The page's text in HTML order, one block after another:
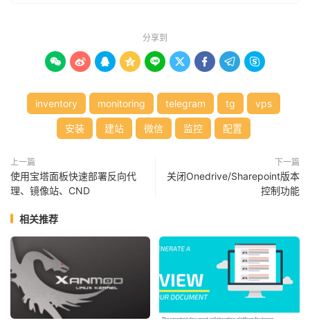
分享到
        
inventory monitoring telegram tg vps
安装 建站 微信 监控 配置
上一篇
使用宝塔面板快速部署反向代
理、镜像站、CND
下一篇
关闭Onedrive/Sharepoint版本
控制功能
相关推荐